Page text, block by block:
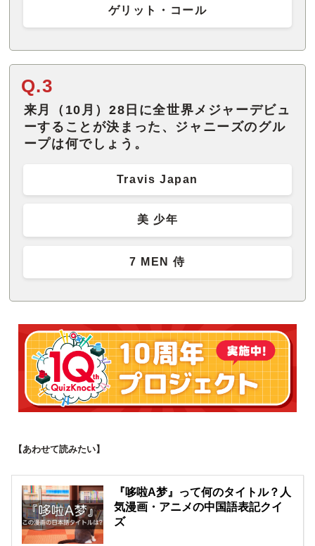
ゲリット・コール
Q.3
来月（10月）28日に全世界メジャーデビュ
ーすることが決まった、ジャニーズのグル
ープは何でしょう。
Travis Japan
美 少年
7 MEN 侍
【あわせて読みたい】
『哆啦A梦』って何のタイトル？人
気漫画・アニメの中国語表記クイ
ズ